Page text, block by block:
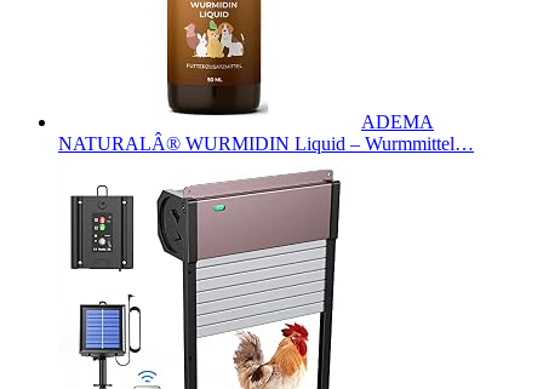
ADEMA
NATURALÂ® WURMIDIN Liquid – Wurmmittel…